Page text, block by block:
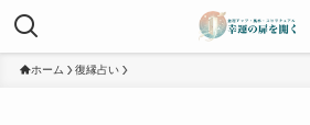
ホーム 復縁占い